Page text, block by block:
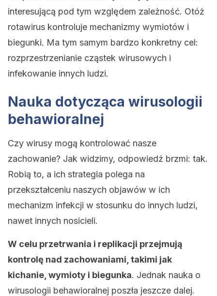
interesującą pod tym względem zależność. Otóż
rotawirus kontroluje mechanizmy wymiotów i
biegunki. Ma tym samym bardzo konkretny cel:
rozprzestrzenianie cząstek wirusowych i
infekowanie innych ludzi.
Nauka dotycząca wirusologii
behawioralnej
Czy wirusy mogą kontrolować nasze
zachowanie? Jak widzimy, odpowiedź brzmi: tak.
Robią to, a ich strategia polega na
przekształceniu naszych objawów w ich
mechanizm infekcji w stosunku do innych ludzi,
nawet innych nosicieli.
W celu przetrwania i replikacji przejmują
kontrolę nad zachowaniami, takimi jak
kichanie, wymioty i biegunka. Jednak nauka o
wirusologii behawioralnej poszła jeszcze dalej.